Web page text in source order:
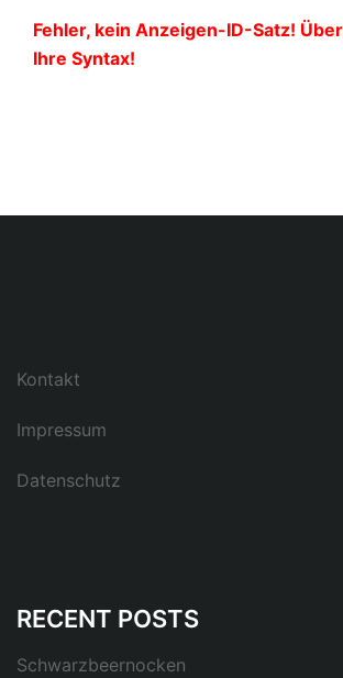
Fehler, kein Anzeigen-ID-Satz!
Ihre Syntax!
Kontakt
Impressum
Datenschutz
RECENT POSTS
Schwarzbeernocken